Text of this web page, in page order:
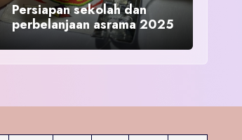
Persiapan sekolah dan
perbelanjaan asrama 2025